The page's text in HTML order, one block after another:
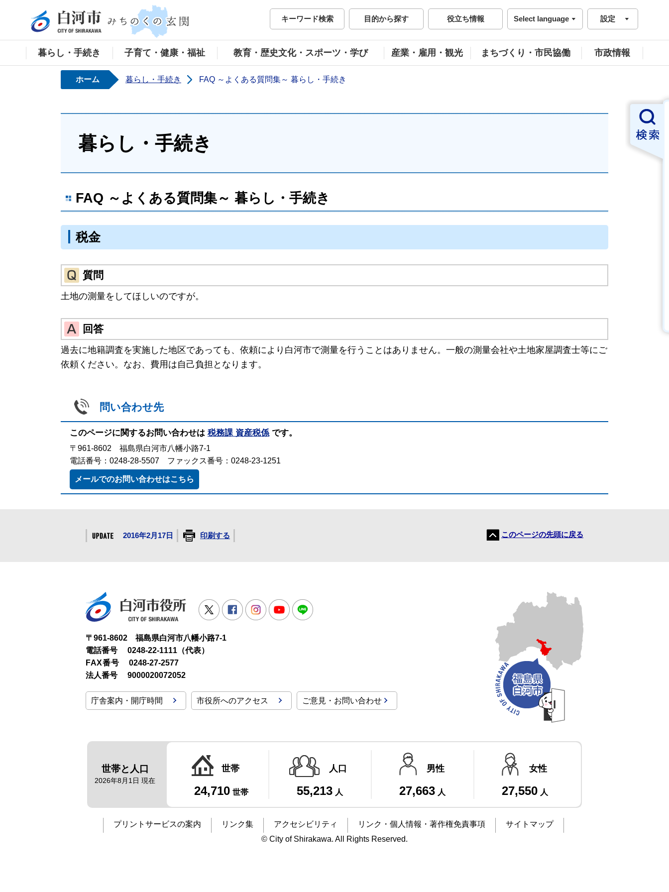
白河市公式ホームページ
キーワード検索
目的から探す 役立ち情報 Select language 設定
暮らし・手続き 子育て・健康・福祉 教育・歴史文化・スポーツ・学び 産業・雇用・観光 まちづくり・市民協働 市政情報
ホーム 暮らし・手続き FAQ ～よくある質問集～ 暮らし・手続き
暮らし・手続き
FAQ ～よくある質問集～ 暮らし・手続き
税金
質問
土地の測量をしてほしいのですが。
回答
過去に地籍調査を実施した地区であっても、依頼により白河市で測量を行うことはありません。一般の測量会社や土地家屋調査士等にご
依頼ください。なお、費用は自己負担となります。
問い合わせ先
このページに関するお問い合わせは 税務課 資産税係 です。
〒961-8602 福島県白河市八幡小路7-1
電話番号：0248-28-5507 ファックス番号：0248-23-1251
メールでのお問い合わせはこちら
2016年2月17日 印刷する このページの先頭に戻る
白河市役所
Twitter FacebookInstagramYoutube
〒961-8602 福島県白河市八幡小路7-1
電話番号
0248-22-1111（代表）
FAX番号
0248-27-2577
法人番号
9000020072052
庁舎案内・開庁時間 市役所へのアクセス ご意見・お問い合わせ
世帯と人口
2026年8月1日 現在
世帯
24,710 世帯
人口
55,213 人
男性
27,663 人
女性
27,550 人
プリントサービスの案内 リンク集 アクセシビリティ リンク・個人情報・著作権免責事項
サイトマップ
© City of Shirakawa. All Rights Reserved.